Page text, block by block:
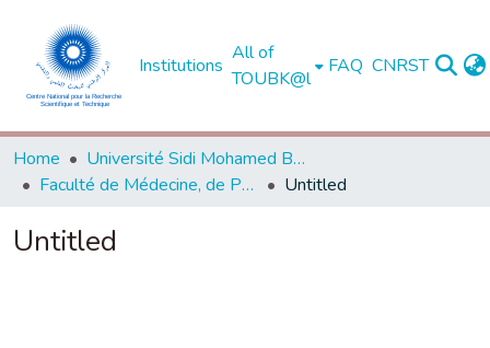
Institutions
All of
TOUBK@l
FAQ CNRST
Home
Université Sidi Mohamed Ben Abdellah de Fès
Faculté de Médecine, de Pharmacie et de Médecine Dentaire - Fès
Untitled
Untitled